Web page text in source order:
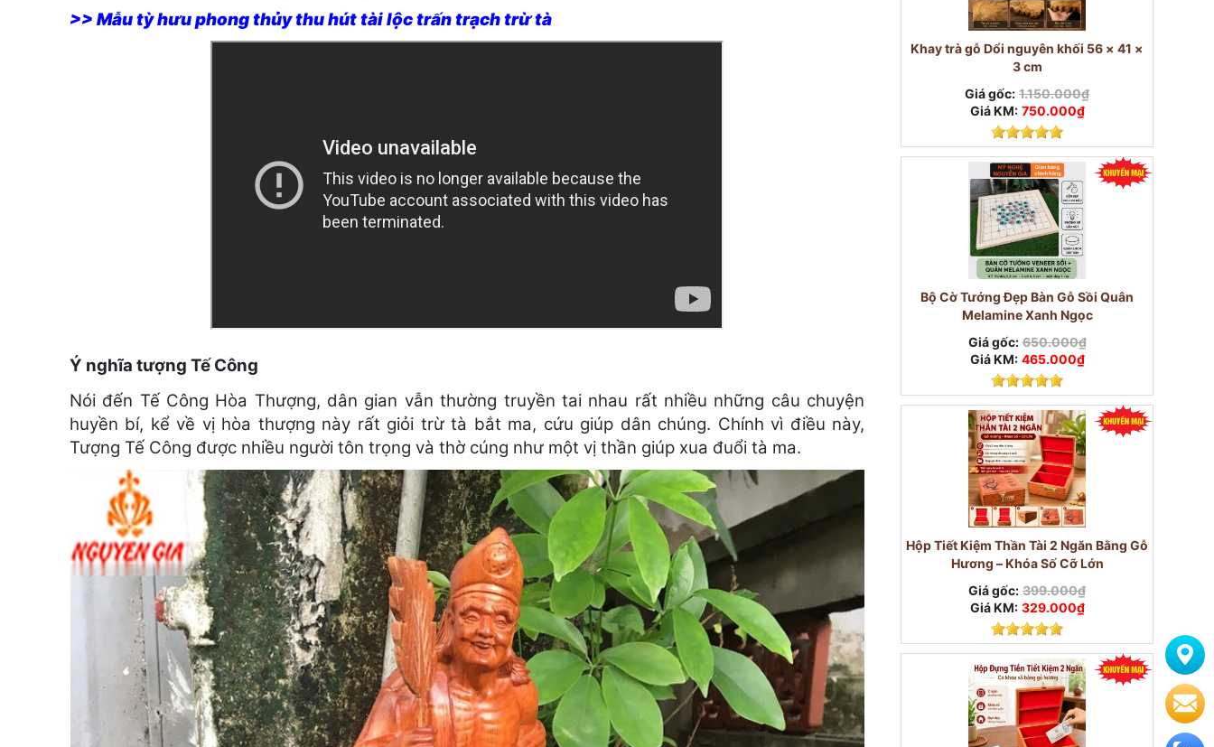
>> Mẫu tỳ hưu phong thủy thu hút tài lộc trấn trạch trừ tà
Ý nghĩa tượng Tế Công
Nói đến Tế Công Hòa Thượng, dân gian vẫn thường truyền tai nhau rất nhiều những câu chuyện
huyền bí, kể về vị hòa thượng này rất giỏi trừ tà bắt ma, cứu giúp dân chúng. Chính vì điều này,
Tượng Tế Công được nhiều người tôn trọng và thờ cúng như một vị thần giúp xua đuổi tà ma.
Khay trà gỗ Dổi nguyên khối 56 × 41 ×
3 cm
Giá gốc: 1.150.000₫
Giá KM: 750.000₫
Bộ Cờ Tướng Đẹp Bàn Gỗ Sồi Quân
Melamine Xanh Ngọc
Giá gốc: 650.000₫
Giá KM: 465.000₫
Hộp Tiết Kiệm Thần Tài 2 Ngăn Bằng Gỗ
Hương – Khóa Số Cỡ Lớn
Giá gốc: 399.000₫
Giá KM: 329.000₫